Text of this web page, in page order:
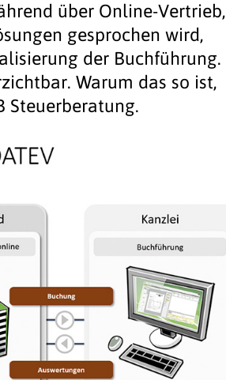
über Online-Vertrieb,
gesprochen wird,
der Buchführung.
Warum das so ist,
Steuerberatung.